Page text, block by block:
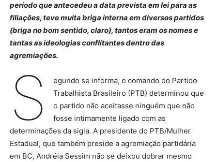
período que antecedeu a data prevista em lei para as
filiações, teve muita briga interna em diversos partidos
(briga no bom sentido, claro), tantos eram os nomes e
tantas as ideologias conflitantes dentro das
agremiações.
S
egundo se informa, o comando do Partido
Trabalhista Brasileiro (PTB) determinou que
o partido não aceitasse ninguém que não
fosse intimamente ligado com as
determinações da sigla. A presidente do PTB/Mulher
Estadual, que também preside a agremiação partidária
em BC, Andréia Sessim não se deixou dobrar mesmo